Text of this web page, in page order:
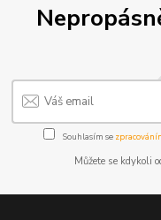
Souhlasím se
Můžete se kdykoli